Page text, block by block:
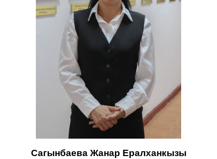
Сагынбаева Жанар Ералханкызы